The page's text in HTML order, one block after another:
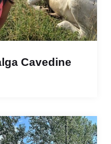
Cavedine